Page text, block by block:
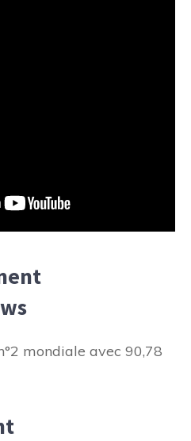
mondiale avec 90,78